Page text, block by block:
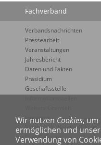
Fachverband
Verbandsnachrichten
Pressearbeit
Veranstaltungen
Jahresbericht
Daten und Fakten
Präsidium
Geschäftsstelle
Innungen
Satzung/Verbandsstruktur
Die RS Marke
Wir nutzen Cookies,
ermöglichen und
Verwendung von